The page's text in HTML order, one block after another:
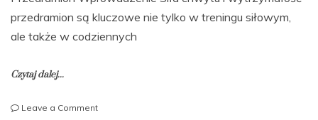
przedramion są kluczowe nie tylko w treningu siłowym,
ale także w codziennych
Czytaj dalej...
Leave a Commenton